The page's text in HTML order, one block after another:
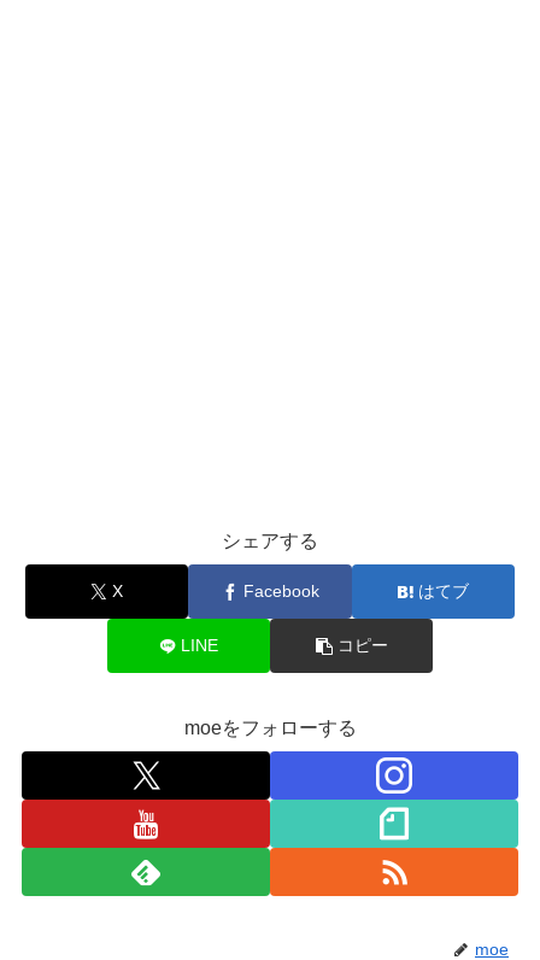
シェアする
X Facebook はてブ
LINE コピー
moeをフォローする
moe